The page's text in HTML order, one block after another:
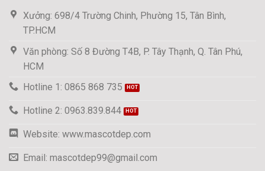
Xưởng: 698/4 Trường Chinh, Phường 15, Tân Bình,
TP.HCM
Văn phòng: Số 8 Đường T4B, P. Tây Thạnh, Q. Tân Phú,
HCM
Hotline 1: 0865 868 735
Hotline 2: 0963.839.844
Website: www.mascotdep.com
Email: mascotdep99@gmail.com